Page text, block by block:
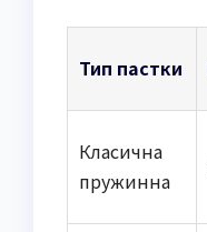
Тип пастки
Класична
пружинна